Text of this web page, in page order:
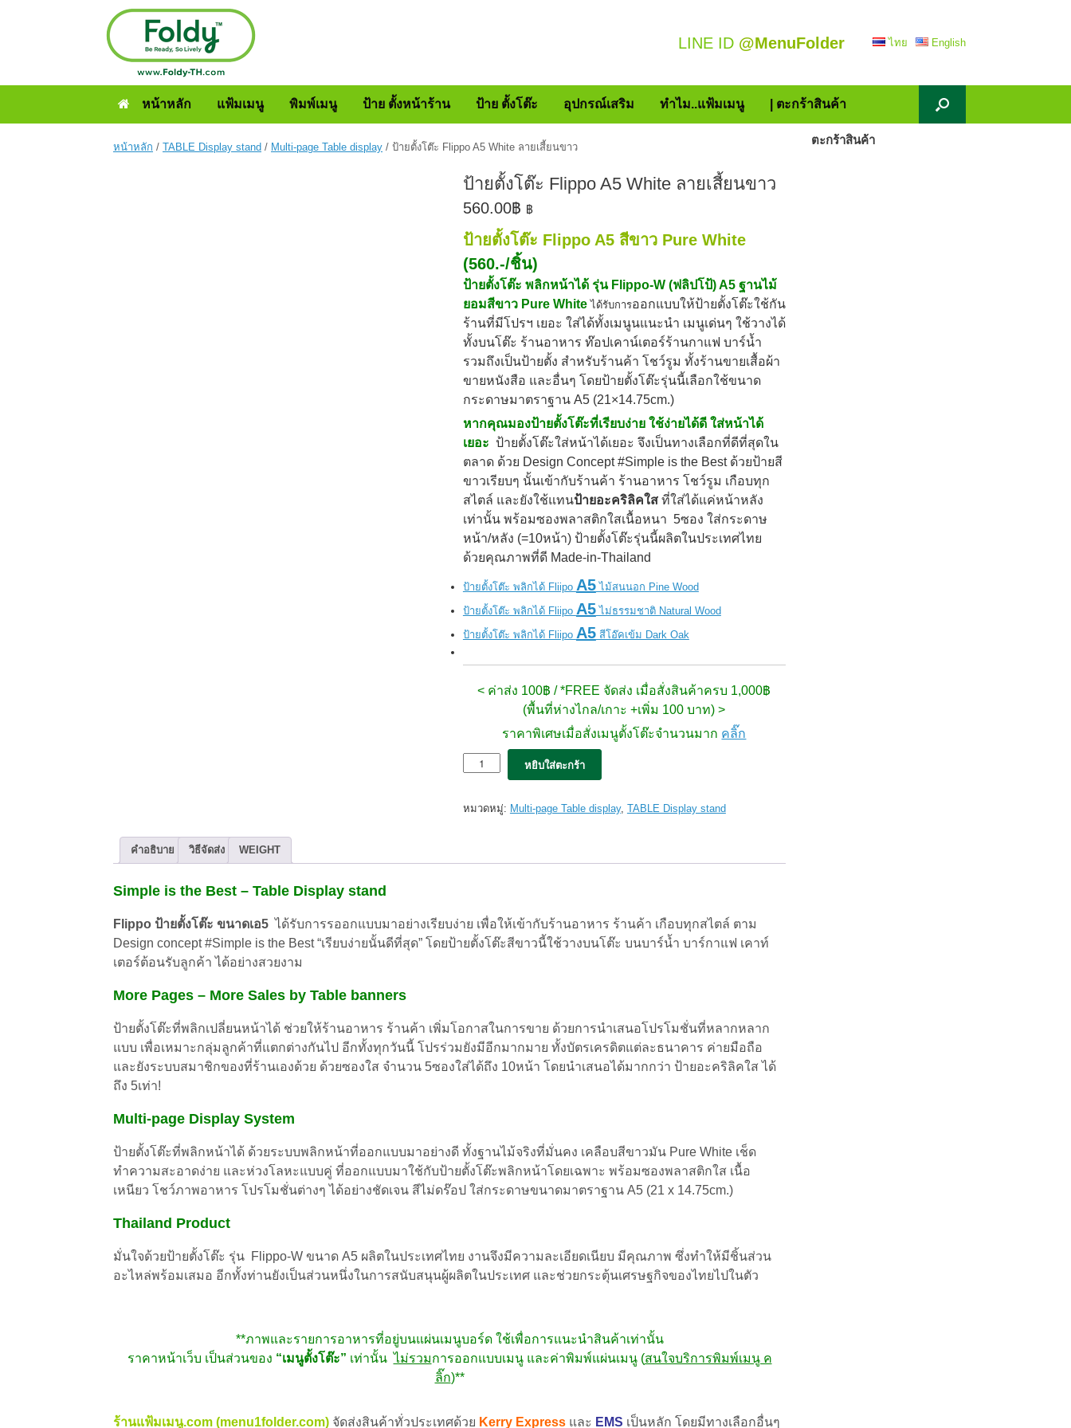
LINE ID @MenuFolder ไทย English
หน้าหลัก แฟ้มเมนู พิมพ์เมนู ป้าย ตั้งหน้าร้าน ป้าย ตั้งโต๊ะ อุปกรณ์เสริม ทำไม..แฟ้มเมนู | ตะกร้าสินค้า
หน้าหลัก / TABLE Display stand / Multi-page Table display / ป้ายตั้งโต๊ะ Flippo A5 White ลายเสี้ยนขาว
ป้ายตั้งโต๊ะ Flippo A5 White ลายเสี้ยนขาว
560.00฿ ฿
ป้ายตั้งโต๊ะ Flippo A5 สีขาว Pure White
(560.-/ชิ้น)
ป้ายตั้งโต๊ะ พลิกหน้าได้ รุ่น Flippo-W (ฟลิปโป้) A5 ฐานไม้
ยอมสีขาว Pure Whiteได้รับการออกแบบให้ป้ายตั้งโต๊ะใช้กัน
ร้านที่มีโปรฯ เยอะ ใส่ได้ทั้งเมนูนแนะนำ เมนูเด่นๆ ใช้วางได้
ทั้งบนโต๊ะ ร้านอาหาร ท๊อปเคาน์เตอร์ร้านกาแฟ บาร์น้ำ
รวมถึงเป็นป้ายตั้ง สำหรับร้านค้า โชว์รูม ทั้งร้านขายเสื้อผ้า
ขายหนังสือ และอื่นๆ โดยป้ายตั้งโต๊ะรุ่นนี้เลือกใช้ขนาด
กระดาษมาตราฐาน A5 (21×14.75cm.)
หากคุณมองป้ายตั้งโต๊ะที่เรียบง่าย ใช้ง่ายได้ดี ใส่หน้าได้
เยอะ ป้ายตั้งโต๊ะใส่หน้าได้เยอะ จึงเป็นทางเลือกที่ดีที่สุดใน
ตลาด ด้วย Design Concept#Simple is the Best ด้วยป้ายสี
ขาวเรียบๆ นั้นเข้ากับร้านค้า ร้านอาหาร โชว์รูม เกือบทุก
สไตล์ และยังใช้แทนป้ายอะคริลิคใสที่ใส่ได้แค่หน้าหลัง
เท่านั้น พร้อมซองพลาสติกใสเนื้อหนา 5ซอง ใส่กระดาษ
หน้า/หลัง (=10หน้า) ป้ายตั้งโต๊ะรุ่นนี้ผลิตในประเทศไทย
ด้วยคุณภาพที่ดี Made-in-Thailand
ป้ายตั้งโต๊ะ พลิกได้ Fliipo A5ไม้สนนอก Pine Wood
ป้ายตั้งโต๊ะ พลิกได้ Fliipo A5ไม่ธรรมชาติ Natural Wood
ป้ายตั้งโต๊ะ พลิกได้ Fliipo A5สีโอ๊คเข้ม Dark Oak
< ค่าส่ง 100฿ / *FREE จัดส่ง เมื่อสั่งสินค้าครบ 1,000฿
(พื้นที่ห่างไกล/เกาะ +เพิ่ม 100 บาท) >
ราคาพิเศษเมื่อสั่งเมนูตั้งโต๊ะจำนวนมาก คลิ๊ก
จำนวน
ป้าย
ลาย
หยิบใส่ตะกร้า
หมวดหมู่: Multi-page Table display, TABLE Display stand
คำอธิบาย วิธีจัดส่ง WEIGHT
Simple is the Best – Table Display stand
Flippo ป้ายตั้งโต๊ะ ขนาดเอ5 ได้รับการรออกแบบมาอย่างเรียบง่าย เพื่อให้เข้ากับร้านอาหาร ร้านค้า เกือบทุกสไตล์ ตาม
Design concept #Simple is the Best “เรียบง่ายนั้นดีที่สุด” โดยป้ายตั้งโต๊ะสีขาวนี้ใช้วางบนโต๊ะ บนบาร์น้ำ บาร์กาแฟ เคาท์
เตอร์ต้อนรับลูกค้า ได้อย่างสวยงาม
More Pages – More Sales by Table banners
ป้ายตั้งโต๊ะที่พลิกเปลี่ยนหน้าได้ ช่วยให้ร้านอาหาร ร้านค้า เพิ่มโอกาสในการขาย ด้วยการนำเสนอโปรโมชั่นที่หลากหลาก
แบบ เพื่อเหมาะกลุ่มลูกค้าที่แตกต่างกันไป อีกทั้งทุกวันนี้ โปรร่วมยังมีอีกมากมาย ทั้งบัตรเครดิตแต่ละธนาคาร ค่ายมือถือ
และยังระบบสมาชิกของที่ร้านเองด้วย ด้วยซองใส จำนวน 5ซองใส่ได้ถึง 10หน้า โดยนำเสนอได้มากกว่า ป้ายอะคริลิคใส ได้
ถึง 5เท่า!
Multi-page Display System
ป้ายตั้งโต๊ะที่พลิกหน้าได้ ด้วยระบบพลิกหน้าที่ออกแบบมาอย่างดี ทั้งฐานไม้จริงที่มั่นคง เคลือบสีขาวมัน Pure White เช็ด
ทำความสะอาดง่าย และห่วงโลหะแบบคู่ ที่ออกแบบมาใช้กับป้ายตั้งโต๊ะพลิกหน้าโดยเฉพาะ พร้อมซองพลาสติกใส เนื้อ
เหนียว โชว์ภาพอาหาร โปรโมชั่นต่างๆ ได้อย่างชัดเจน สีไม่ดร๊อป ใส่กระดาษขนาดมาตราฐาน A5 (21 x 14.75cm.)
Thailand Product
มั่นใจด้วยป้ายตั้งโต๊ะ รุ่น Flippo-W ขนาด A5 ผลิตในประเทศไทย งานจึงมีความละเอียดเนียบ มีคุณภาพ ซึ่งทำให้มีชิ้นส่วน
อะไหล่พร้อมเสมอ อีกทั้งท่านยังเป็นส่วนหนึ่งในการสนับสนุนผู้ผลิตในประเทศ และช่วยกระตุ้นเศรษฐกิจของไทยไปในตัว
**ภาพและรายการอาหารที่อยู่บนแผ่นเมนูบอร์ด ใช้เพื่อการแนะนำสินค้าเท่านั้น
ราคาหน้าเว็บ เป็นส่วนของ “เมนูตั้งโต๊ะ” เท่านั้นไม่รวมการออกแบบเมนู และค่าพิมพ์แผ่นเมนู (สนใจบริการพิมพ์เมนู ค
ลิ๊ก)**
ร้านแฟ้มเมนู.com (menu1folder.com) จัดส่งสินค้าทั่วประเทศด้วย Kerry Express และ EMS เป็นหลัก โดยมีทางเลือกอื่นๆ
ตะกร้าสินค้า